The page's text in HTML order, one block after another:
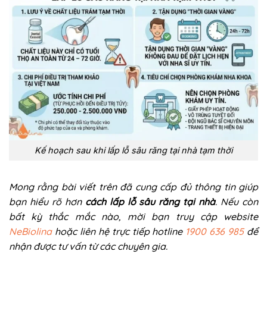
Kế hoạch sau khi lấp lỗ sâu răng tại nhà tạm thời
Mong rằng bài viết trên đã cung cấp đủ thông tin giúp
bạn hiểu rõ hơn cách lấp lỗ sâu răng tại nhà. Nếu còn
bất kỳ thắc mắc nào, mời bạn truy cập website
NeBiolinahoặc liên hệ trực tiếp hotline 1900 636 985để
nhận được tư vấn từ các chuyên gia.